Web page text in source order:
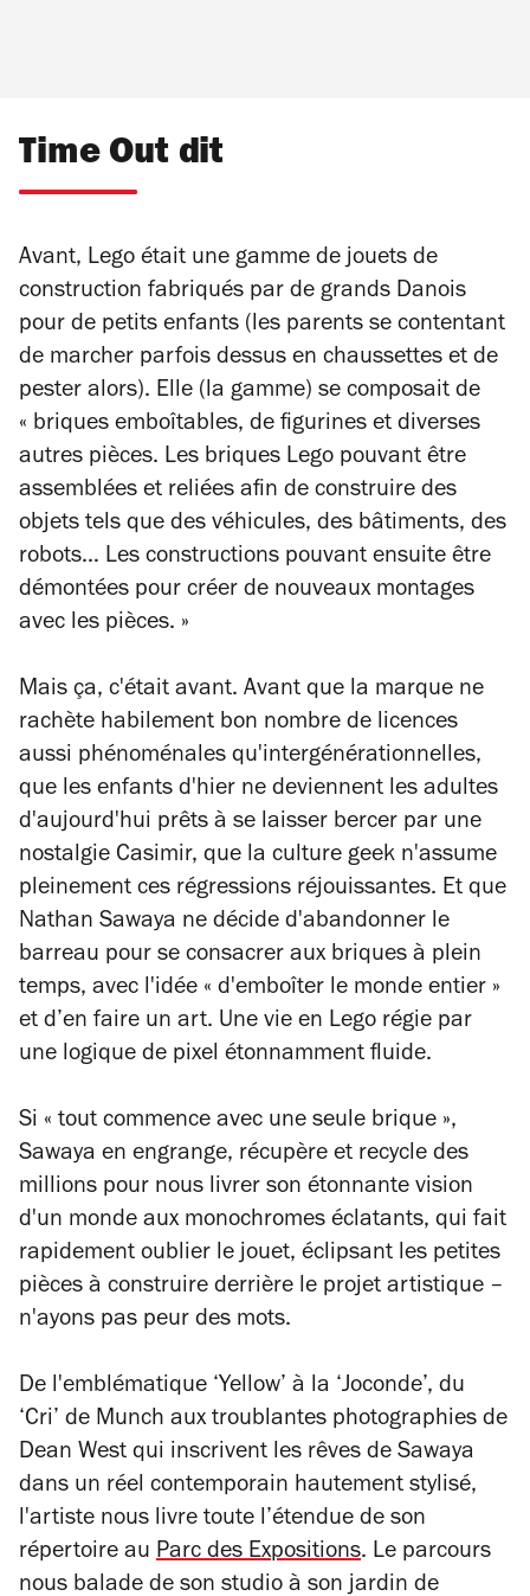
Time Out dit
Avant, Lego était une gamme de jouets de
construction fabriqués par de grands Danois
pour de petits enfants (les parents se contentant
de marcher parfois dessus en chaussettes et de
pester alors). Elle (la gamme) se composait de
« briques emboîtables, de figurines et diverses
autres pièces. Les briques Lego pouvant être
assemblées et reliées afin de construire des
objets tels que des véhicules, des bâtiments, des
robots… Les constructions pouvant ensuite être
démontées pour créer de nouveaux montages
avec les pièces. »
Mais ça, c'était avant. Avant que la marque ne
rachète habilement bon nombre de licences
aussi phénoménales qu'intergénérationnelles,
que les enfants d'hier ne deviennent les adultes
d'aujourd'hui prêts à se laisser bercer par une
nostalgie Casimir, que la culture geek n'assume
pleinement ces régressions réjouissantes. Et que
Nathan Sawaya ne décide d'abandonner le
barreau pour se consacrer aux briques à plein
temps, avec l'idée « d'emboîter le monde entier »
et d’en faire un art. Une vie en Lego régie par
une logique de pixel étonnamment fluide.
Si « tout commence avec une seule brique »,
Sawaya en engrange, récupère et recycle des
millions pour nous livrer son étonnante vision
d'un monde aux monochromes éclatants, qui fait
rapidement oublier le jouet, éclipsant les petites
pièces à construire derrière le projet artistique –
n'ayons pas peur des mots.
De l'emblématique ‘Yellow’ à la ‘Joconde’, du
‘Cri’ de Munch aux troublantes photographies de
Dean West qui inscrivent les rêves de Sawaya
dans un réel contemporain hautement stylisé,
l'artiste nous livre toute l’étendue de son
répertoire au Parc des Expositions. Le parcours
nous balade de son studio à son jardin de